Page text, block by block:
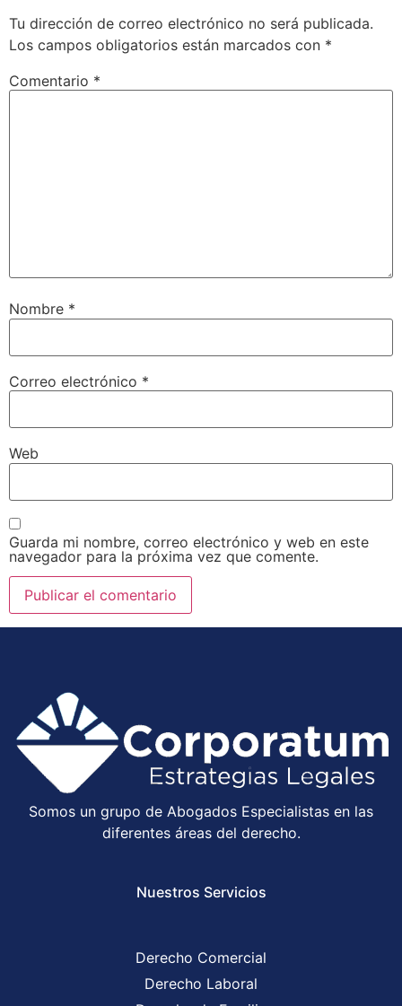
Tu dirección de correo electrónico no será publicada.
Los campos obligatorios están marcados con *
Comentario *
Nombre *
Correo electrónico *
Web
Guarda mi nombre, correo electrónico y web en este
navegador para la próxima vez que comente.
Somos un grupo de Abogados Especialistas en las
diferentes áreas del derecho.
Nuestros Servicios
Derecho Comercial
Derecho Laboral